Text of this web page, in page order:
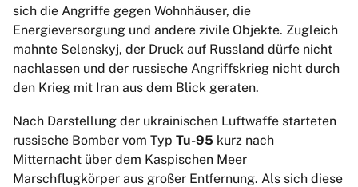
sich die Angriffe gegen Wohnhäuser, die
Energieversorgung und andere zivile Objekte. Zugleich
mahnte Selenskyj, der Druck auf Russland dürfe nicht
nachlassen und der russische Angriffskrieg nicht durch
den Krieg mit Iran aus dem Blick geraten.
Nach Darstellung der ukrainischen Luftwaffe starteten
russische Bomber vom Typ Tu-95 kurz nach
Mitternacht über dem Kaspischen Meer
Marschflugkörper aus großer Entfernung. Als sich diese